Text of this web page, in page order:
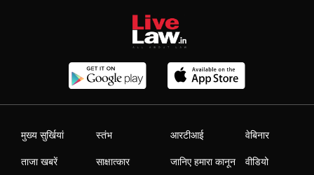
मुख्य सुर्खियां
ताजा खबरें
स्तंभ
साक्षात्कार
आरटीआई
जानिए हमारा कानून
वेबिनार
वीडियो